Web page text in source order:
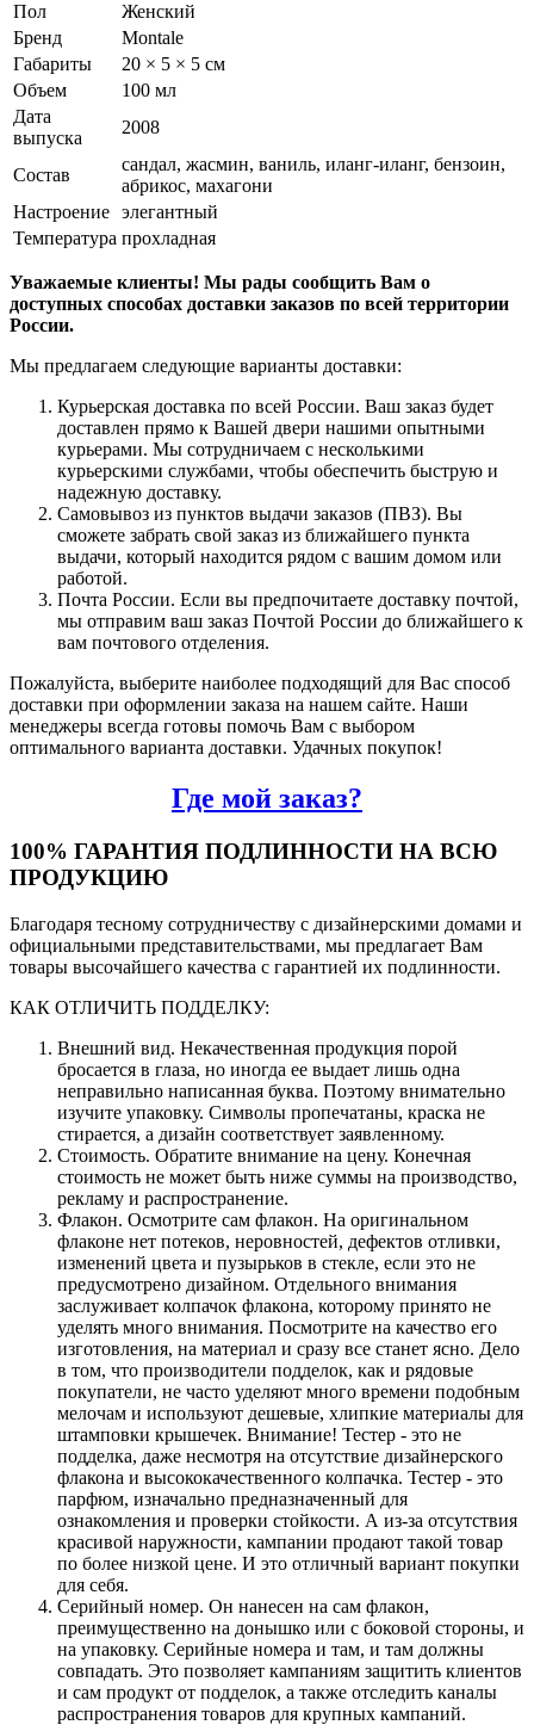
Пол
Женский
Бренд
Montale
Габариты
20 × 5 × 5 см
Объем
100 мл
Дата
выпуска
2008
Состав
сандал, жасмин, ваниль, иланг-иланг, бензоин,
абрикос, махагони
Настроение элегантный
Температура прохладная
Уважаемые клиенты! Мы рады сообщить Вам о
доступных способах доставки заказов по всей территории
России.
Мы предлагаем следующие варианты доставки:
Курьерская доставка по всей России. Ваш заказ будет
доставлен прямо к Вашей двери нашими опытными
курьерами. Мы сотрудничаем с несколькими
курьерскими службами, чтобы обеспечить быструю и
надежную доставку.
Самовывоз из пунктов выдачи заказов (ПВЗ). Вы
сможете забрать свой заказ из ближайшего пункта
выдачи, который находится рядом с вашим домом или
работой.
Почта России. Если вы предпочитаете доставку почтой,
мы отправим ваш заказ Почтой России до ближайшего к
вам почтового отделения.
Пожалуйста, выберите наиболее подходящий для Вас способ
доставки при оформлении заказа на нашем сайте. Наши
менеджеры всегда готовы помочь Вам с выбором
оптимального варианта доставки. Удачных покупок!
Где мой заказ?
100% ГАРАНТИЯ ПОДЛИННОСТИ НА ВСЮ
ПРОДУКЦИЮ
Благодаря тесному сотрудничеству с дизайнерскими домами и
официальными представительствами, мы предлагает Вам
товары высочайшего качества с гарантией их подлинности.
КАК ОТЛИЧИТЬ ПОДДЕЛКУ:
Внешний вид. Некачественная продукция порой
бросается в глаза, но иногда ее выдает лишь одна
неправильно написанная буква. Поэтому внимательно
изучите упаковку. Символы пропечатаны, краска не
стирается, а дизайн соответствует заявленному.
Стоимость. Обратите внимание на цену. Конечная
стоимость не может быть ниже суммы на производство,
рекламу и распространение.
Флакон. Осмотрите сам флакон. На оригинальном
флаконе нет потеков, неровностей, дефектов отливки,
изменений цвета и пузырьков в стекле, если это не
предусмотрено дизайном. Отдельного внимания
заслуживает колпачок флакона, которому принято не
уделять много внимания. Посмотрите на качество его
изготовления, на материал и сразу все станет ясно. Дело
в том, что производители подделок, как и рядовые
покупатели, не часто уделяют много времени подобным
мелочам и используют дешевые, хлипкие материалы для
штамповки крышечек. Внимание! Тестер - это не
подделка, даже несмотря на отсутствие дизайнерского
флакона и высококачественного колпачка. Тестер - это
парфюм, изначально предназначенный для
ознакомления и проверки стойкости. А из-за отсутствия
красивой наружности, кампании продают такой товар
по более низкой цене. И это отличный вариант покупки
для себя.
Серийный номер. Он нанесен на сам флакон,
преимущественно на донышко или с боковой стороны, и
на упаковку. Серийные номера и там, и там должны
совпадать. Это позволяет кампаниям защитить клиентов
и сам продукт от подделок, а также отследить каналы
распространения товаров для крупных кампаний.